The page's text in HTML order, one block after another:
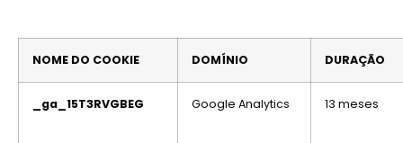
NOME DO COOKIE DOMÍNIO DURAÇÃO
_ga_15T3RVGBEG Google Analytics 13 meses